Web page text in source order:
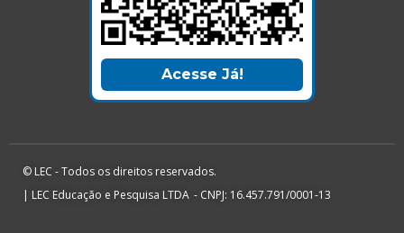
Acesse Já!
© LEC - Todos os direitos reservados.
| LEC Educação e Pesquisa LTDA - CNPJ: 16.457.791/0001-13